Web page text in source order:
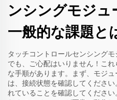
ンシングモジュ
一般的な課題と
タッチコントロールセンシング
でも、ご心配はいりません！こ
な手順があります。まず、モジ
は、接続状態を確認してくださ
れていることを確認してくださ